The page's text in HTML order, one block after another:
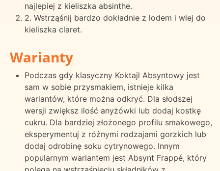
najlepiej z kieliszka absinthe.
2. Wstrząśnij bardzo dokładnie z lodem i wlej do
kieliszka claret.
Warianty
Podczas gdy klasyczny Koktajl Absyntowy jest
sam w sobie przysmakiem, istnieje kilka
wariantów, które można odkryć. Dla słodszej
wersji zwiększ ilość anyżówki lub dodaj kostkę
cukru. Dla bardziej złożonego profilu smakowego,
eksperymentuj z różnymi rodzajami gorzkich lub
dodaj odrobinę soku cytrynowego. Innym
popularnym wariantem jest Absynt Frappé, który